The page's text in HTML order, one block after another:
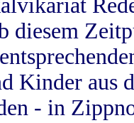
diesem
Kinder aus
- in